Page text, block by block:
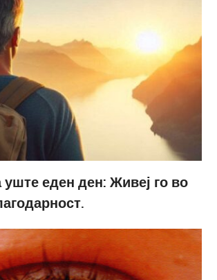
уште еден ден: Живеј го во